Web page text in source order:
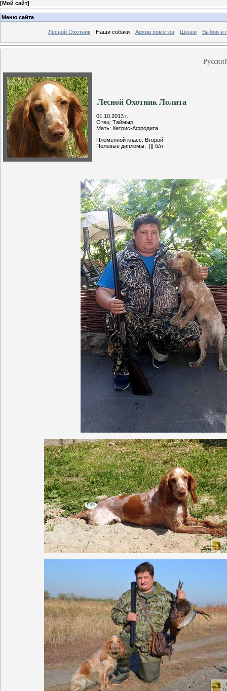
[Мой сайт]
Меню сайта
Лесной Охотник Наши собаки Архив пометов Щенки Выбор и
Лесной Охотник Лолита
01.10.2013 г.
Отец: Таймыр
Мать: Кетрис-Афродита
Племенной класс: Второй
Полевые дипломы: ||| б/л